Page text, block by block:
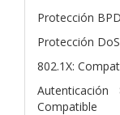
Protección
Protección
802.1X:
Compatible